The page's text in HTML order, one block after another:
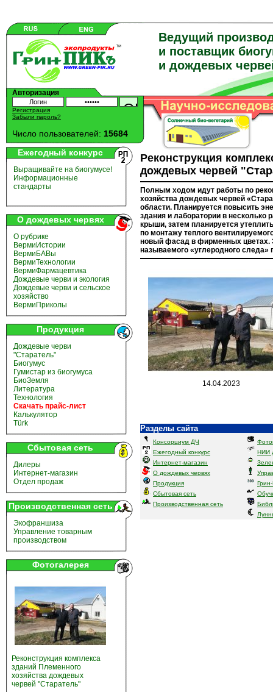
Ведущий
и поставщик
и дождевых
Авторизация
Регистрация
Забыли пароль?
Число пользователей: 15684
Ежегодный конкурс
Выращивайте на биогумусе!
Информационные
стандарты
О дождевых червях
О рубрике
ВермиИстории
ВермиБАВы
ВермиТехнологии
ВермиФармацевтика
Дождевые черви и экология
Дождевые черви и сельское
хозяйство
ВермиПриколы
Продукция
Дождевые черви
"Старатель"
Биогумус
Гумистар из биогумуса
БиоЗемля
Литература
Технология
Скачать прайс-лист
Калькулятор
Türk
Сбытовая сеть
Дилеры
Интернет-магазин
Отдел продаж
Производственная сеть
Экофраншиза
Управление товарным
производством
Фотогалерея
Реконструкция комплекса
зданий Племенного
хозяйства дождевых
червей "Старатель"
Реконструкция
дождевых червей
Полным ходом идут работы по
хозяйства дождевых червей
области. Планируется повысить
здания и лаборатории в несколько
крыши, затем планируется
по монтажу теплого
новый фасад в фирменных цветах.
называемого «углеродного следа»
14.04.2023
Разделы сайта
Консорциум ДЧ
Ежегодный конкурс
Интернет-магазин
О дождевых червях
Продукция
Сбытовая сеть
Производственная сеть
НИИ